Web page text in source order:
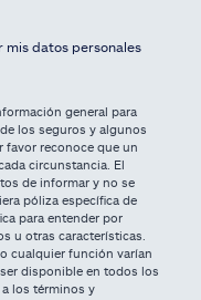
mis datos personales
general para
los seguros y algunos
favor reconoce que un
circunstancia. El
de informar y no se
póliza específica de
para entender por
u otras características.
cualquier función varían
disponible en todos los
los términos y